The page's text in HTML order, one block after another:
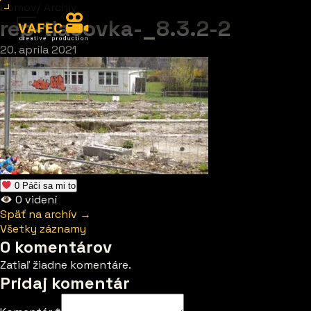
Domov Archív
rep-tlacovka-_8.3.2-2
20. apríla 2021
0 Páči sa mi to
0 videní
Späť na archív →
Všetky záznamy
0 komentárov
Zatiaľ žiadne komentáre.
Pridaj komentár